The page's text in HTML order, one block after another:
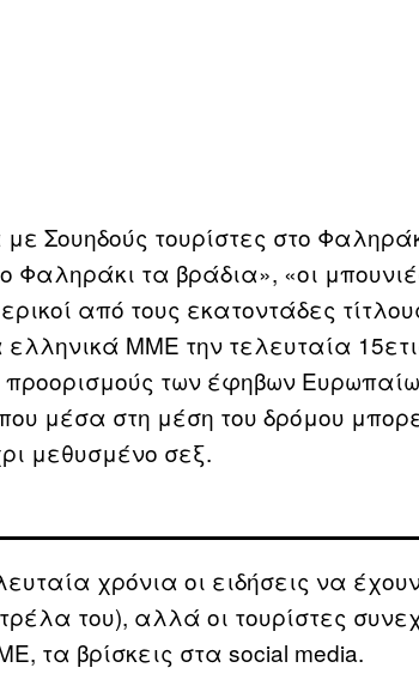
Σουηδούς τουρίστες στο
Φαληράκι τα βράδια», «οι
από τους εκατοντάδες
ελληνικά ΜΜΕ την τελευταία
των έφηβων
μέσα στη μέση του δρόμου
μεθυσμένο σεξ.
χρόνια οι ειδήσεις να
του), αλλά οι τουρίστες
τα βρίσκεις στα social media.